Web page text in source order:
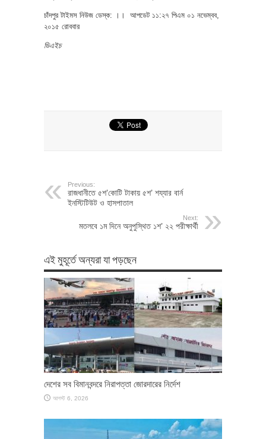
চাঁদপুর টাইমস নিউজ ডেস্ক: ।। আপডেট ১১:২৭ পিএম ০১ নভেম্বব,
২০১৫ রোববার
ডিএইচ
Previous:
রাজধানীতে ৫শ’কোটি টাকায় ৫শ’ শয্যার বার্ন
ইনস্টিটিউট ও হাসপাতাল
Next:
মতলবে ১ম দিনে অনুপুস্থিত ১শ’ ২২ পরীক্ষার্থী
এই মুহূর্তে অন্যরা যা পড়ছেন
দেশের সব বিমানবন্দরে নিরাপত্তা জোরদারের নির্দেশ
আগস্ট 6, 2026